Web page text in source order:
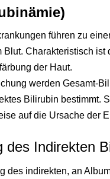
führen zu
Blut. Charakteristisch ist
der Haut.
werden Gesamt-
Bilirubin bestimmt.
auf die Ursache der
des Indirekten
des indirekten, an